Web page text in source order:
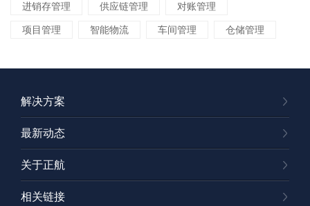
进销存管理 供应链管理 对账管理
项目管理 智能物流 车间管理 仓储管理
解决方案
最新动态
关于正航
相关链接